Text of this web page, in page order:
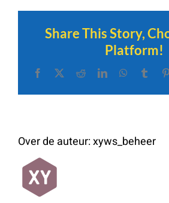
Share This Story,
Platform!
Facebook
X RedditLinkedInWhatsApp
Over de auteur:xyws_beheer